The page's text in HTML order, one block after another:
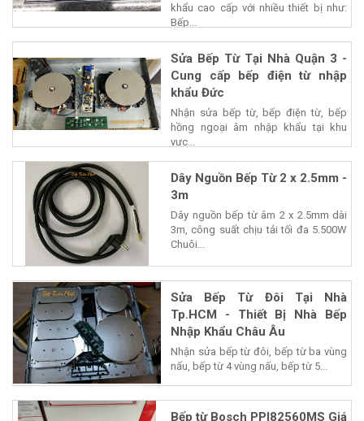
khẩu cao cấp với nhiều thiết bị như:
Bếp...
Sửa Bếp Từ Tại Nhà Quận 3 -
Cung cấp bếp điện từ nhập
khẩu Đức
Nhận sửa bếp từ, bếp điện từ, bếp
hồng ngoại âm nhập khẩu tại khu
vực...
Dây Nguồn Bếp Từ 2 x 2.5mm -
3m
Dây nguồn bếp từ âm 2 x 2.5mm dài
3m, công suất chịu tải tối đa 5.500W
Chuôi...
Sửa Bếp Từ Đôi Tại Nhà
Tp.HCM - Thiết Bị Nhà Bếp
Nhập Khẩu Châu Âu
Nhận sửa bếp từ đôi, bếp từ ba vùng
nấu, bếp từ 4 vùng nấu, bếp từ 5...
Bếp từ Bosch PPI82560MS Giá